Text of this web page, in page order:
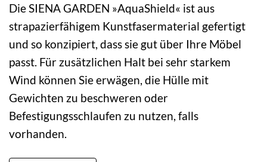
Die SIENA GARDEN »AquaShield« ist aus
strapazierfähigem Kunstfasermaterial gefertigt
und so konzipiert, dass sie gut über Ihre Möbel
passt. Für zusätzlichen Halt bei sehr starkem
Wind können Sie erwägen, die Hülle mit
Gewichten zu beschweren oder
Befestigungsschlaufen zu nutzen, falls
vorhanden.